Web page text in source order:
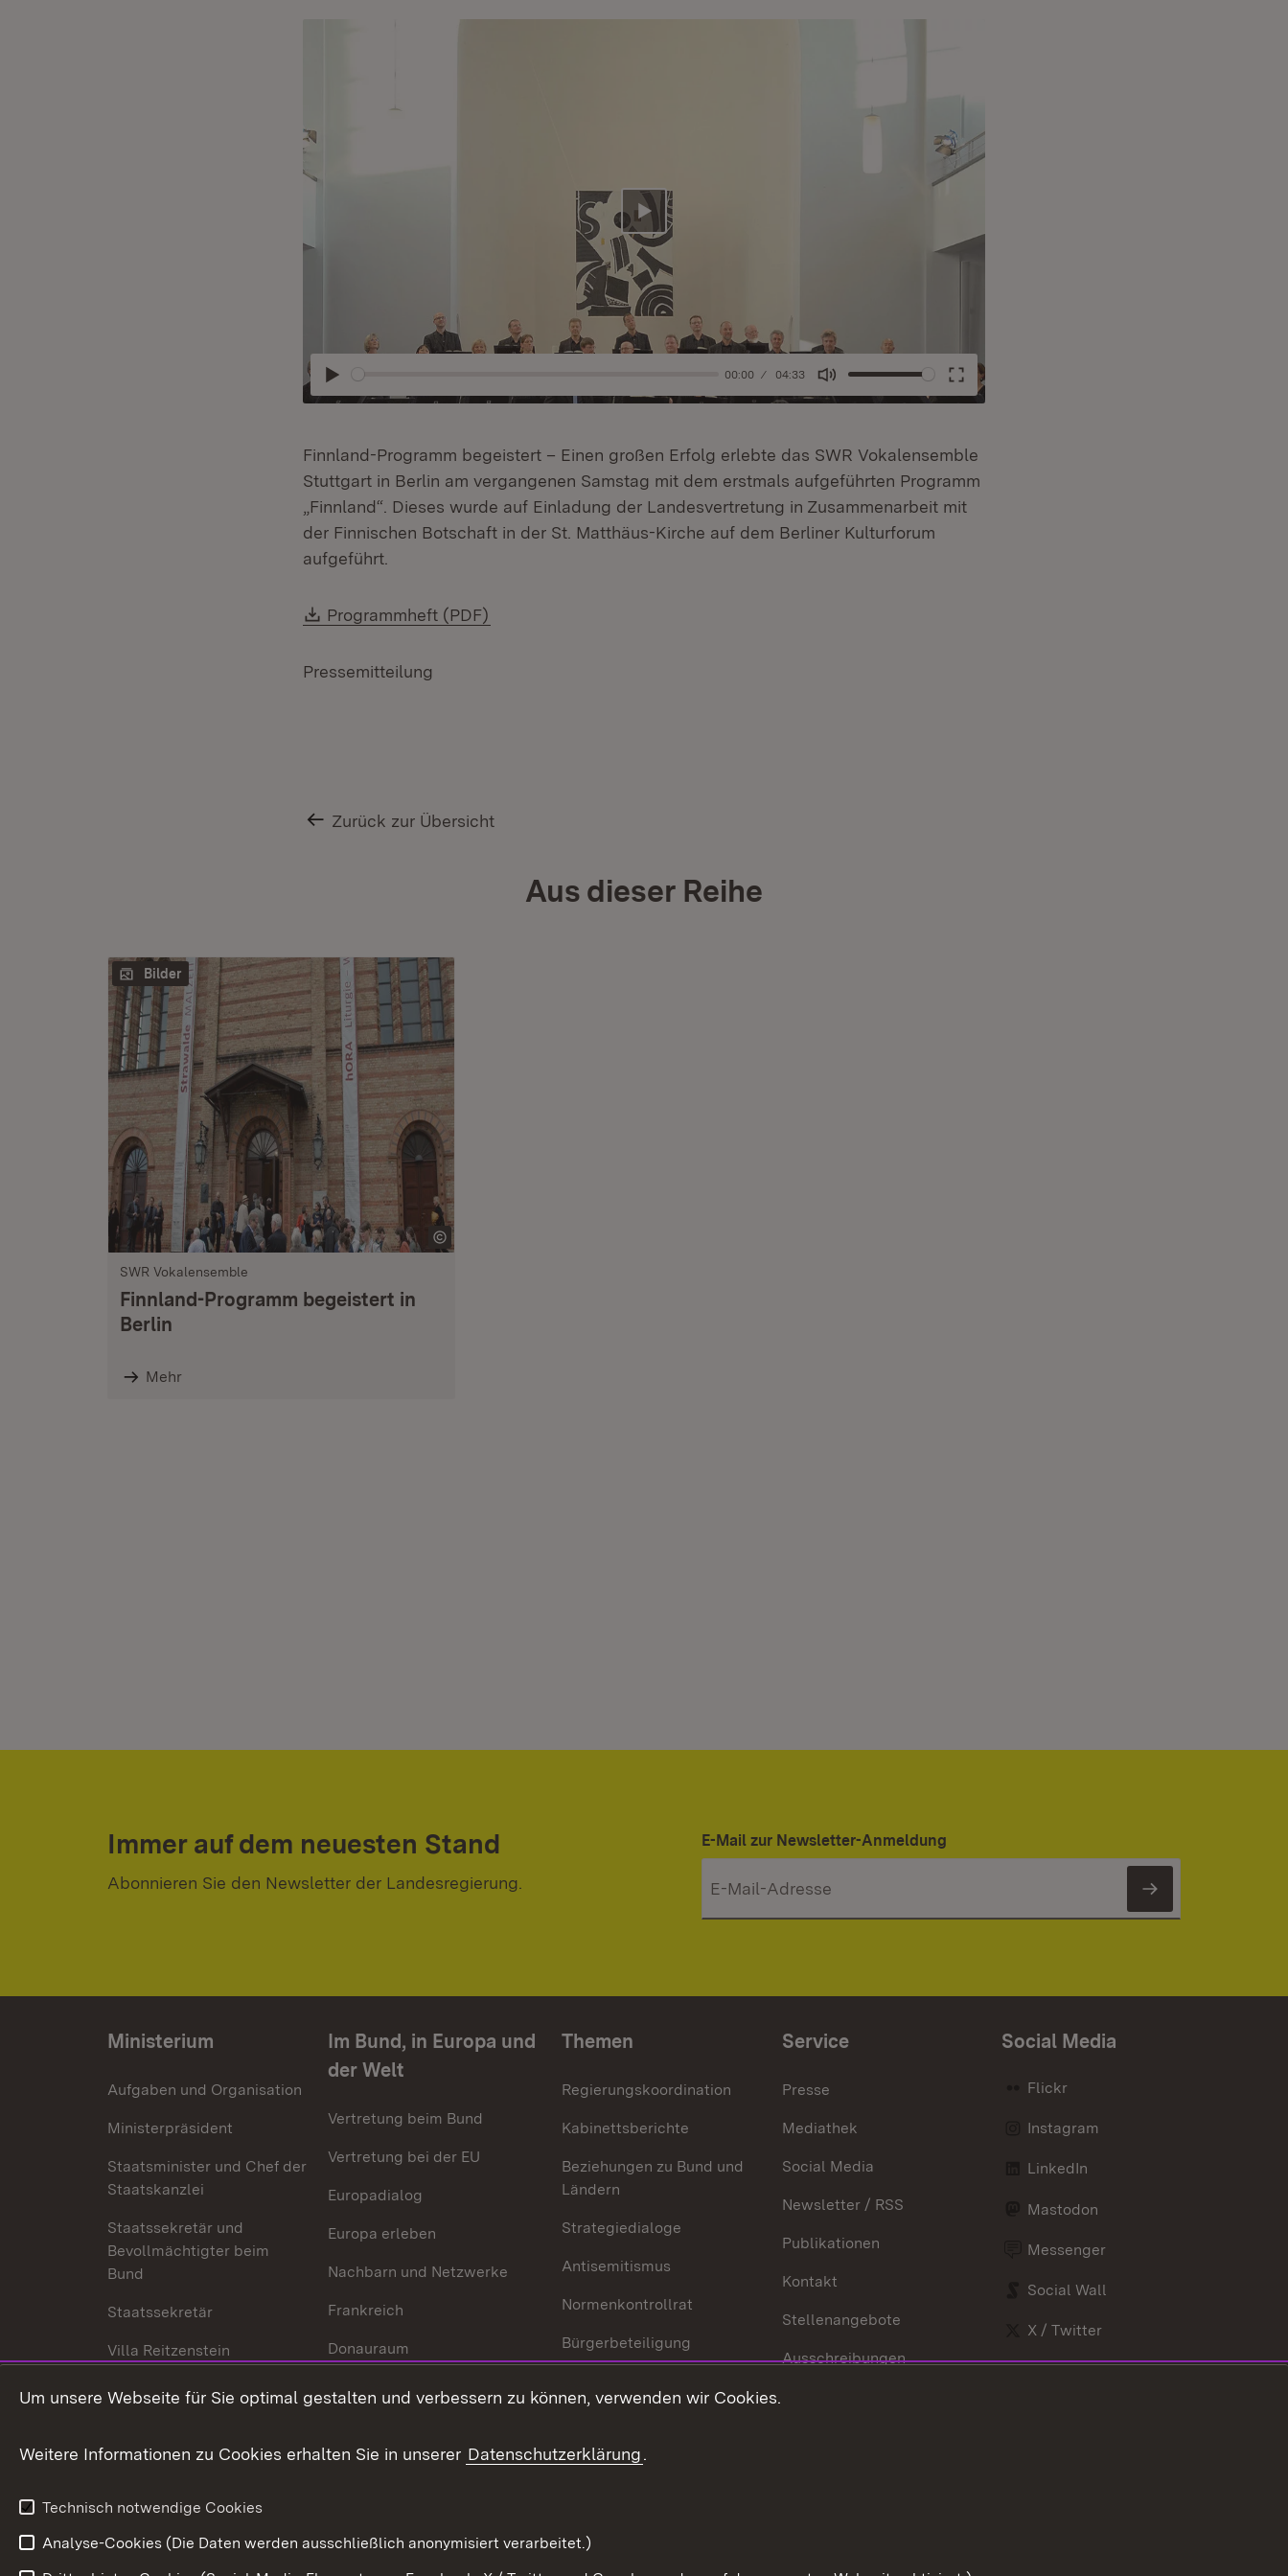
Abspielen
00:00 04:33
Mute
Enter
Abspielen
Finnland-Programm begeistert – Einen großen Erfolg erlebte das SWR Vokalensemble
Stuttgart in Berlin am vergangenen Samstag mit dem erstmals aufgeführten Programm
„Finnland“. Dieses wurde auf Einladung der Landesvertretung in Zusammenarbeit mit
der Finnischen Botschaft in der St. Matthäus-Kirche auf dem Berliner Kulturforum
aufgeführt.
Download:
Programmheft (PDF)
Pressemitteilung
Zurück zur Übersicht
Aus dieser Reihe
Bilder
SWR Vokalensemble
Finnland-Programm begeistert in
Berlin
Mehr
Immer auf dem neuesten Stand
Abonnieren Sie den Newsletter der Landesregierung.
E-Mail zur Newsletter-Anmeldung
Newsletter
Ministerium
Aufgaben und Organisation
Ministerpräsident
Staatsminister und Chef der
Staatskanzlei
Staatssekretär und
Bevollmächtigter beim
Bund
Staatssekretär
Villa Reitzenstein
Kontakt und Anfahrt
Im Bund, in Europa und
der Welt
Vertretung beim Bund
Vertretung bei der EU
Europadialog
Europa erleben
Nachbarn und Netzwerke
Frankreich
Donauraum
Dynamischer Europapool
Welt
Themen
Regierungskoordination
Kabinettsberichte
Beziehungen zu Bund und
Ländern
Strategiedialoge
Antisemitismus
Normenkontrollrat
Bürgerbeteiligung
Protokoll und
Service
Presse
Mediathek
Social Media
Newsletter / RSS
Publikationen
Kontakt
Stellenangebote
Ausschreibungen
Social Media
Flickr
Instagram
LinkedIn
Mastodon
Messenger
Social Wall
X / Twitter
Youtube
Um unsere Webseite für Sie optimal gestalten und verbessern zu können, verwenden wir Cookies.
Weitere Informationen zu Cookies erhalten Sie in unserer Datenschutzerklärung.
Technisch notwendige Cookies
Analyse-Cookies (Die Daten werden ausschließlich anonymisiert verarbeitet.)